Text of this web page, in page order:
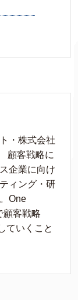
・株式会社
客戦略に
企業に向け
ィング・研
One
顧客戦略
ていくこと